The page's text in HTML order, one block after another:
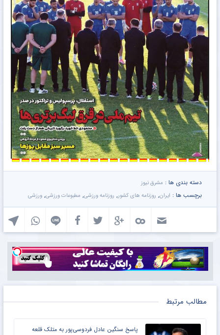
دسته بندی ها : مشرق نیوز
برچسب ها : ایران, روزنامه های کشور, روزنامه ورزشی, مطبوعات ورزشی, ورزشی
مطالب مرتبط
پاسخ سنگین عادل فردوسی‌پور به متلک قلعه